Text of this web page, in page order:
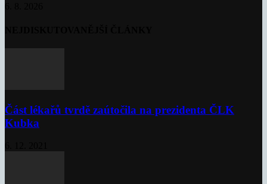
Část lékařů tvrdě zaútočila na prezidenta ČLK
Kubka